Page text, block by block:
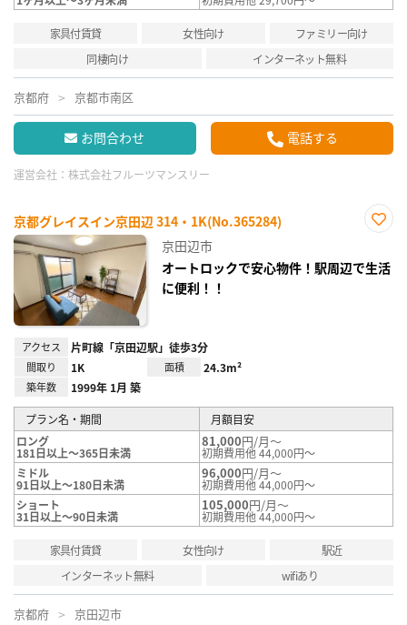
家具付賃貸 女性向け
ファミリー向け
同棲向け
インターネット無料
京都府 京都市南区
お問合わせ 電話する
運営会社： 株式会社フルーツマンスリー
京都グレイスイン京田辺 314・1K(No.365284)
り登
録
京田辺市
オートロックで安心物件！駅周辺で生活
に便利！！
アクセス 片町線「京田辺駅」徒歩3分
間取り 1K 面積 24.3m²
築年数 1999年 1月 築
プラン名・期間
月額目安
ロング
181日以上～365日未満
81,000円/月～
初期費用他 44,000円～
ミドル
91日以上～180日未満
96,000円/月～
初期費用他 44,000円～
ショート
31日以上～90日未満
105,000円/月～
初期費用他 44,000円～
家具付賃貸 女性向け
駅近
インターネット無料
wifiあり
京都府 京田辺市